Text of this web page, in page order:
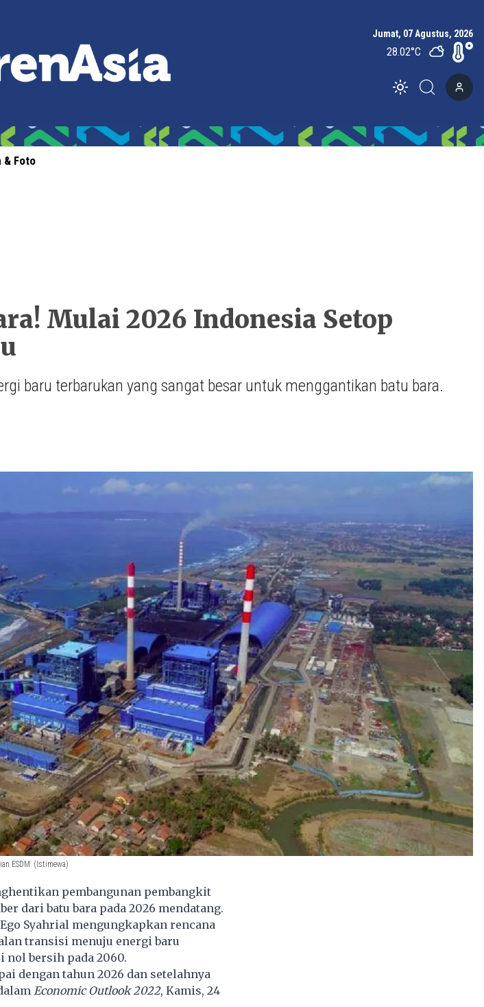
Jumat, 07 Agustus, 2026
28.02°C
Toggle theme
& Foto
Mulai 2026 Indonesia Setop
baru terbarukan yang sangat besar untuk menggantikan batu bara.
ESDM (Istimewa)
pembangunan pembangkit
dari batu bara pada 2026 mendatang.
Syahrial mengungkapkan rencana
transisi menuju energi baru
nol bersih pada 2060.
dengan tahun 2026 dan setelahnya
Economic Outlook 2022, Kamis, 24